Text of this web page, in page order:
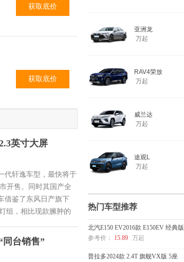
获取底价
获取底价
英寸大屏
代轩逸车型，最快将于
开售。同时其国产全
借鉴了东风日产旗下
组，相比现款臃肿的
台销售”
亚洲龙
万起
RAV4荣放
万起
威兰达
万起
途观L
万起
热门车型推荐
北汽E150 EV2016款 E150EV 经典版
参考价：
15.89 万起
普拉多2024款 2.4T 旗舰VX版 5座